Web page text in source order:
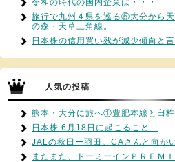
令和の時代の国内企業は・・・
旅行で九州４県を巡る⑤大分から
の森・天草三角線。
日本株の信用買い残が減少傾向と
人気の投稿
熊本・大分に旅へ①豊肥本線と臼
日本株 6月18日に起こること…
JALの秋田ー羽田。CAさんと向か
またまた、ドーミーインＰＲＥＭ